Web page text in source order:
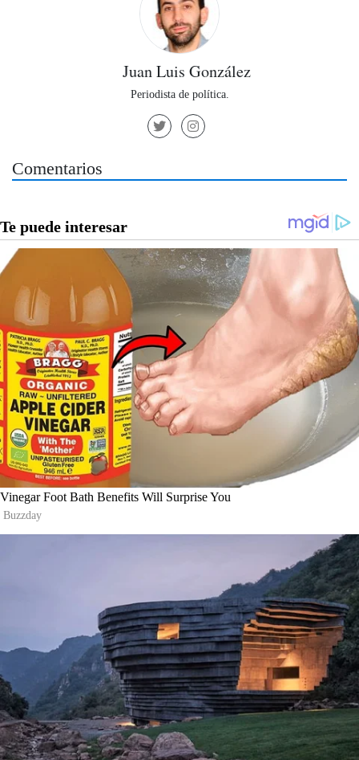
Juan Luis González
Periodista de política.
Comentarios